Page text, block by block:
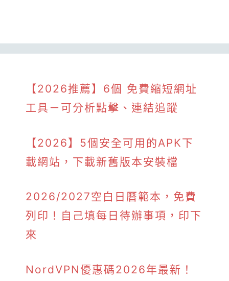
【2026推薦】6個 免費縮短網址
工具－可分析點擊、連結追蹤
【2026】5個安全可用的APK下
載網站，下載新舊版本安裝檔
2026/2027空白日曆範本，免費
列印！自己填每日待辦事項，印下
來
NordVPN優惠碼2026年最新！